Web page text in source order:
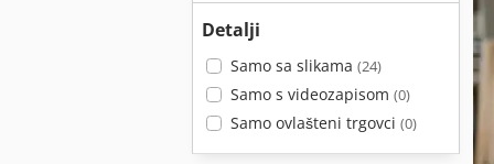
Detalji
Samo sa slikama (24)
Samo s videozapisom (0)
Samo ovlašteni trgovci (0)